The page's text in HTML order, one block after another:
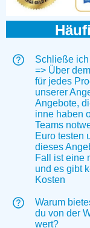
Schließe
=> Über
für jedes
unserer
Angebote,
inne haben
Teams
Euro testen
dieses
Fall ist eine
und es gibt
Kosten
Warum
du von der
wert?